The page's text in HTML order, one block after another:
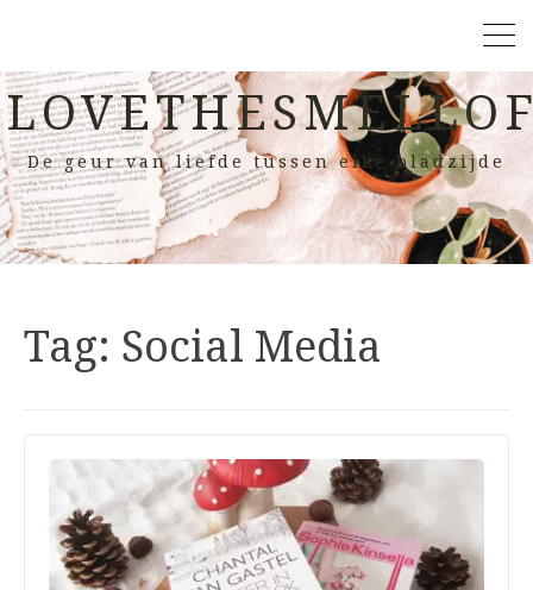
De geur van liefde tussen elke bladzijde
Tag: Social Media